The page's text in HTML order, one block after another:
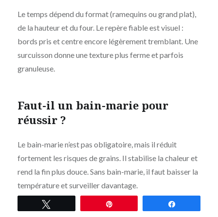
Le temps dépend du format (ramequins ou grand plat),
de la hauteur et du four. Le repère fiable est visuel :
bords pris et centre encore légèrement tremblant. Une
surcuisson donne une texture plus ferme et parfois
granuleuse.
Faut-il un bain-marie pour
réussir ?
Le bain-marie n’est pas obligatoire, mais il réduit
fortement les risques de grains. Il stabilise la chaleur et
rend la fin plus douce. Sans bain-marie, il faut baisser la
température et surveiller davantage.